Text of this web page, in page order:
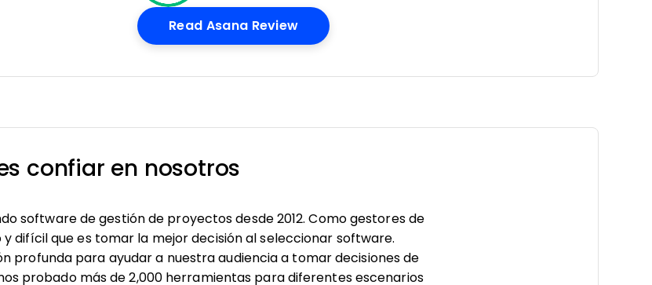
Window Read Asana ReviewOpens New Window
confiar en nosotros
software de gestión de proyectos desde 2012. Como gestores de
difícil que es tomar la mejor decisión al seleccionar software.
profunda para ayudar a nuestra audiencia a tomar decisiones de
probado más de 2,000 herramientas para diferentes escenarios